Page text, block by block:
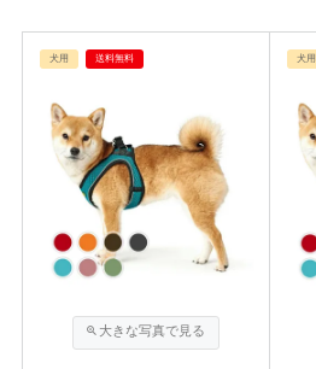
犬用 送料無料 犬用